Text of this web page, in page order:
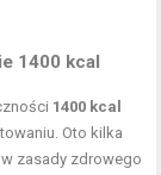
1400 kcal
1400 kcal
Oto kilka
zasady zdrowego